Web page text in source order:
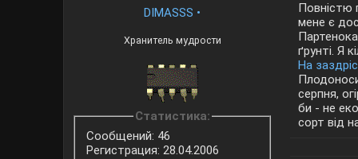
DIMASSS •
Хранитель мудрости
Статистика:
Сообщений: 46
Регистрация: 28.04.2006
Повністю
мене є
ґрунті. Я
На
серпня,
би - не
сорт від